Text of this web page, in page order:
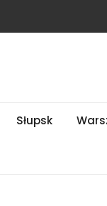
Słupsk